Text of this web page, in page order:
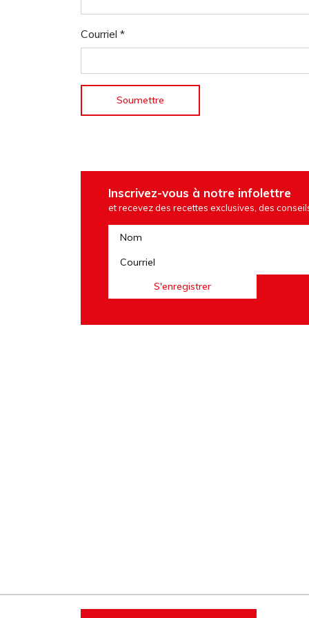
Courriel *
Inscrivez-vous à notre infolettre
et recevez des recettes exclusives, des